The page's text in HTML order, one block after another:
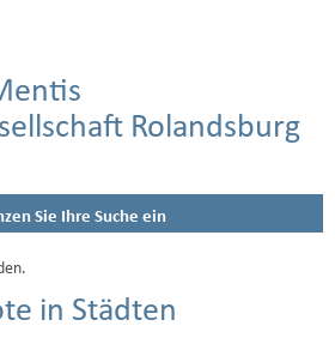
Rolandsburg
Sie Ihre Suche ein
in Städten